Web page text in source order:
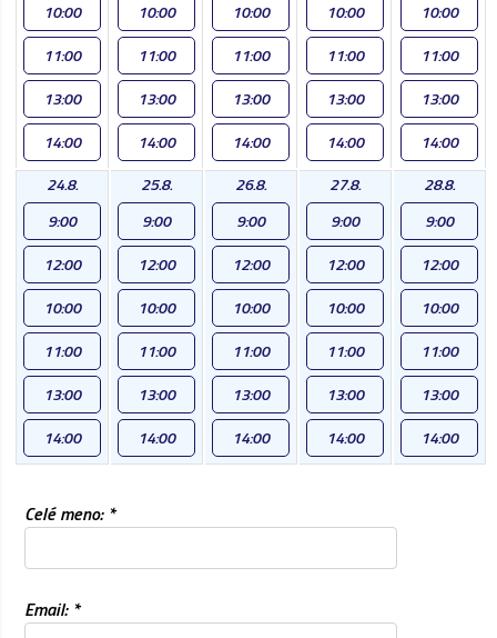
10:00
11:00
13:00
14:00
10:00
11:00
13:00
14:00
10:00
11:00
13:00
14:00
10:00
11:00
13:00
14:00
10:00
11:00
13:00
14:00
24.8.
9:00
12:00
10:00
11:00
13:00
14:00
25.8.
9:00
12:00
10:00
11:00
13:00
14:00
26.8.
9:00
12:00
10:00
11:00
13:00
14:00
27.8.
9:00
12:00
10:00
11:00
13:00
14:00
28.8.
9:00
12:00
10:00
11:00
13:00
14:00
Celé meno: *
Email: *